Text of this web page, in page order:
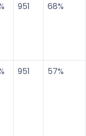
951 68%
951 57%